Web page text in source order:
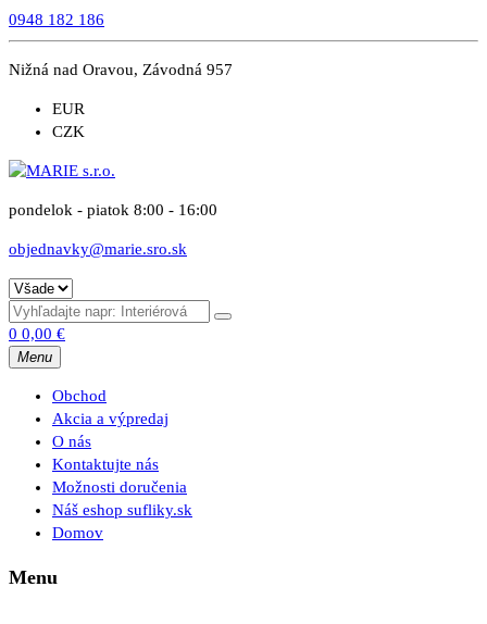
0948 182 186
Nižná nad Oravou, Závodná 957
EUR
CZK
pondelok - piatok 8:00 - 16:00
objednavky@marie.sro.sk
0 0,00 €
Menu
Obchod
Akcia a výpredaj
O nás
Kontaktujte nás
Možnosti doručenia
Náš eshop sufliky.sk
Domov
Menu